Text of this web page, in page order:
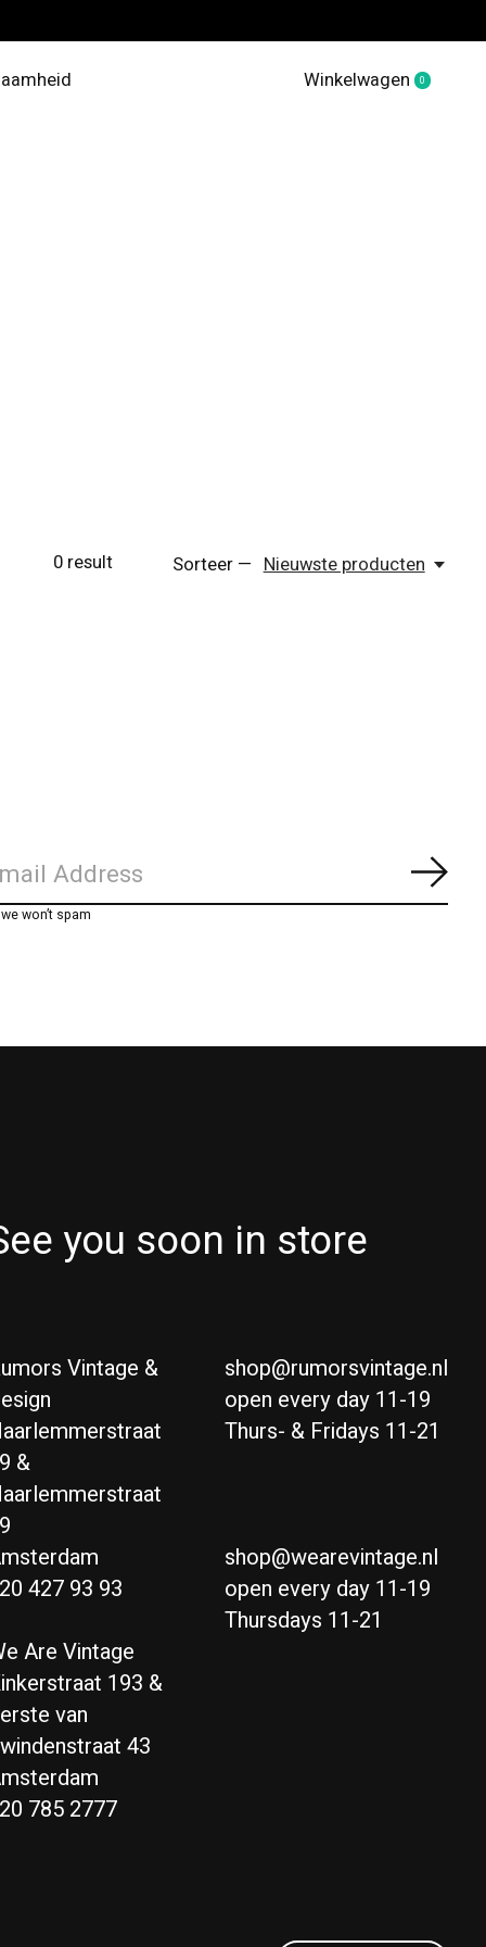
Winkelwagen 0items
0result Sorteer — Nieuwste producten
won’t spam
you soon in store
Vintage &
&
427 93 93
Are Vintage
193 &
van
43
785 2777
shop@rumorsvintage.nl
open every day 11-19
Thurs- & Fridays 11-21
shop@wearevintage.nl
open every day 11-19
Thursdays 11-21